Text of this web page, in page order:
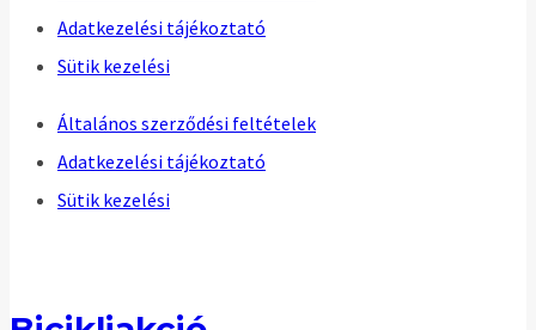
Adatkezelési tájékoztató
Sütik kezelési
Általános szerződési feltételek
Adatkezelési tájékoztató
Sütik kezelési